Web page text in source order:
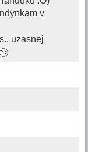
v
uzasnej